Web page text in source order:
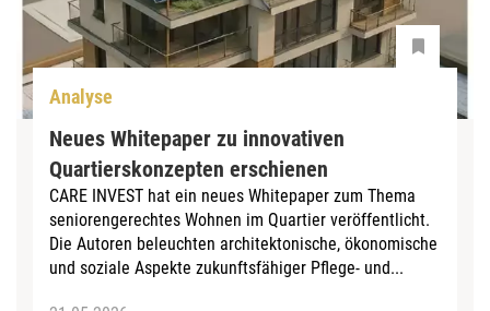
Analyse
Neues Whitepaper zu innovativen
Quartierskonzepten erschienen
CARE INVEST hat ein neues Whitepaper zum Thema
seniorengerechtes Wohnen im Quartier veröffentlicht.
Die Autoren beleuchten architektonische, ökonomische
und soziale Aspekte zukunftsfähiger Pflege- und...